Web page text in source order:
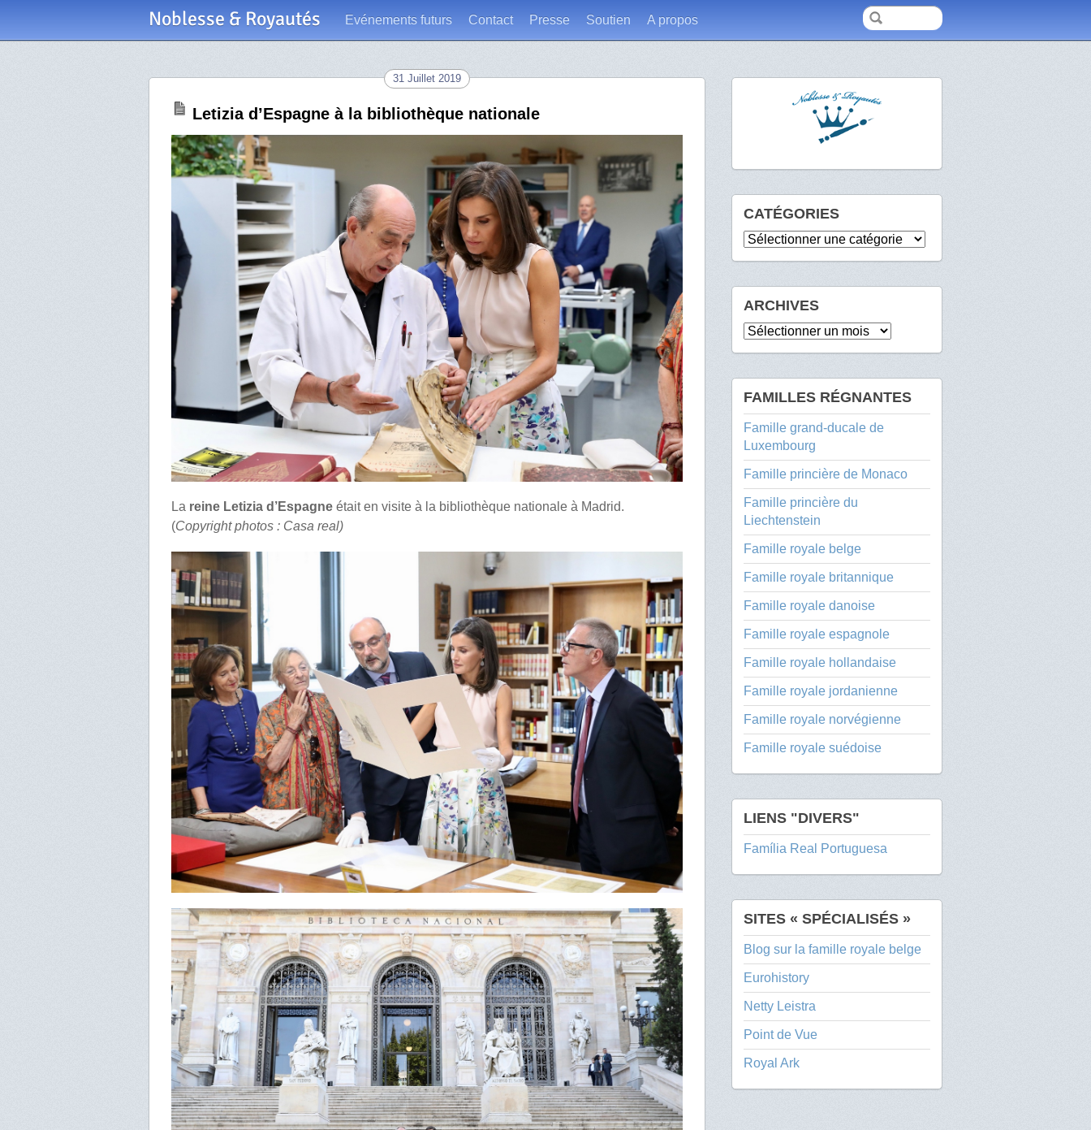
Noblesse & Royautés Evénements futurs Contact Presse Soutien A propos
31 Juillet 2019
Letizia d’Espagne à la bibliothèque nationale
La reine Letizia d’Espagne était en visite à la bibliothèque nationale à Madrid.
(Copyright photos : Casa real)
CATÉGORIES
Catégories
ARCHIVES
Archives
FAMILLES RÉGNANTES
Famille grand-ducale de
Luxembourg
Famille princière de Monaco
Famille princière du
Liechtenstein
Famille royale belge
Famille royale britannique
Famille royale danoise
Famille royale espagnole
Famille royale hollandaise
Famille royale jordanienne
Famille royale norvégienne
Famille royale suédoise
LIENS "DIVERS"
Família Real Portuguesa
SITES « SPÉCIALISÉS »
Blog sur la famille royale belge
Eurohistory
Netty Leistra
Point de Vue
Royal Ark